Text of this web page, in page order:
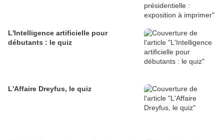
L'Intelligence artificielle pour
débutants : le quiz
L'Affaire Dreyfus, le quiz